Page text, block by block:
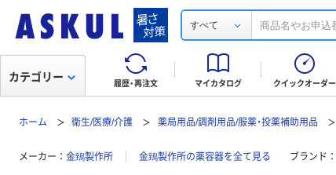
すべて
履歴・再注文 マイカタログ クイックオーダー
カテゴリー
ホーム 衛生/医療/介護 薬局用品/調剤用品/服薬・投薬補助用品
メーカー 金鵄製作所 金鵄製作所の薬容器を全て見る ブランド